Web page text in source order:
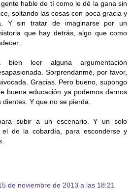
hable de tí como le dé la gana sin
soltando las cosas con poca gracia y
Y sin tratar de imaginarse por un
que hay detrás, algo que como
bien leer alguna argumentación
Sorprendanmé, por favor,
Gracias. Pero bueno, supongo
buena educación ya podemos darnos
Y que no se pierda.
subir a un escenario. Y un solo
el de la cobardía, para esconderse y
de noviembre de 2013 a las 18:21